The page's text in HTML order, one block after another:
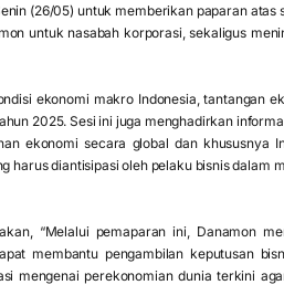
(26/05) untuk memberikan paparan atas
untuk nasabah korporasi, sekaligus
ekonomi makro Indonesia, tantangan
2025. Sesi ini juga menghadirkan
ekonomi secara global dan khususnya
harus diantisipasi oleh pelaku bisnis dalam
“Melalui pemaparan ini, Danamon
membantu pengambilan keputusan
mengenai perekonomian dunia terkini